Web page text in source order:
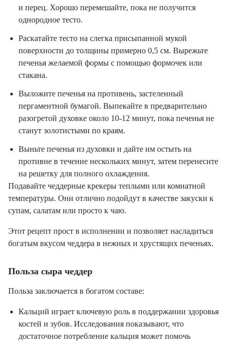
и перец. Хорошо перемешайте, пока не получится
однородное тесто.
Раскатайте тесто на слегка присыпанной мукой
поверхности до толщины примерно 0,5 см. Вырежьте
печенья желаемой формы с помощью формочек или
стакана.
Выложите печенья на противень, застеленный
пергаментной бумагой. Выпекайте в предварительно
разогретой духовке около 10-12 минут, пока печенья не
станут золотистыми по краям.
Выньте печенья из духовки и дайте им остыть на
противне в течение нескольких минут, затем перенесите
на решетку для полного охлаждения.
Подавайте чеддерные крекеры теплыми или комнатной
температуры. Они отлично подойдут в качестве закуски к
супам, салатам или просто к чаю.
Этот рецепт прост в исполнении и позволяет насладиться
богатым вкусом чеддера в нежных и хрустящих печеньях.
Польза сыра чеддер
Польза заключается в богатом составе:
Кальций играет ключевую роль в поддержании здоровья
костей и зубов. Исследования показывают, что
достаточное потребление кальция может помочь